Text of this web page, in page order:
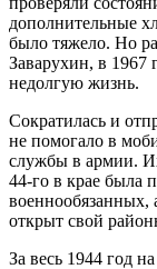
дополнительные
было тяжело. Но
Заварухин, в
недолгую жизнь.
Сократилась и
не помогало в
службы в армии.
44-го в крае была
военнообязанных,
открыт свой
За весь 1944 год